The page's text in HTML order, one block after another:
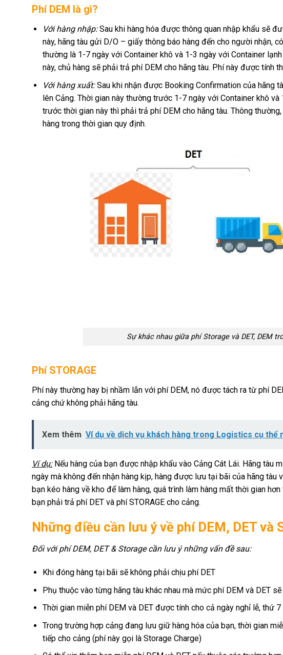
Phí DEM là gì?
Với hàng nhập:Sau khi hàng hóa được thông quan nhập khẩu sẽ
này, hãng tàu gửi D/O – giấy thông báo hàng đến cho người nhận,
thường là 1-7 ngày với Container khô và 1-3 ngày với Container
này, chủ hàng sẽ phải trả phí DEM cho hãng tàu. Phí này được tính
Với hàng xuất:Sau khi nhận được Booking Confirmation của hãng
lên Cảng. Thời gian này thường trước 1-7 ngày với Container khô
trước thời gian này thì phải trả phí DEM cho hãng tàu. Thông
hàng trong thời gian quy định.
Sự khác nhau giữa phí Storage và DET, DEM
Phí STORAGE
Phí này thường hay bị nhầm lẫn với phí DEM, nó được tách ra từ phí
cảng chứ không phải hãng tàu.
Xem thêm Ví dụ về dịch vụ khách hàng trong Logistics cụ thể
Ví dụ:Nếu hàng của bạn được nhập khẩu vào Cảng Cát Lái. Hãng tàu
ngày mà không đến nhận hàng kịp, hàng được lưu tại bãi của hãng tàu
bạn kéo hàng về kho để làm hàng, quá trình làm hàng mất thời gian
bạn phải trả phí DET và phí STORAGE cho cảng.
Những điều cần lưu ý về phí DEM, DET và
Đối với phí DEM, DET & Storage cần lưu ý những vấn đề sau:
Khi đóng hàng tại bãi sẽ không phải chịu phí DET
Phụ thuộc vào từng hãng tàu khác nhau mà mức phí DEM và DET sẽ
Thời gian miễn phí DEM và DET được tính cho cả ngày nghỉ lễ, thứ 7
Trong trường hợp cảng đang lưu giữ hàng hóa của bạn, thời gian
tiếp cho cảng (phí này gọi là Storage Charge)